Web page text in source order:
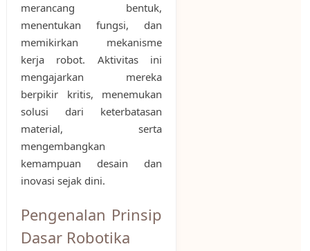
merancang bentuk,
menentukan fungsi, dan
memikirkan mekanisme
kerja robot. Aktivitas ini
mengajarkan mereka
berpikir kritis, menemukan
solusi dari keterbatasan
material, serta
mengembangkan
kemampuan desain dan
inovasi sejak dini.
Pengenalan Prinsip
Dasar Robotika